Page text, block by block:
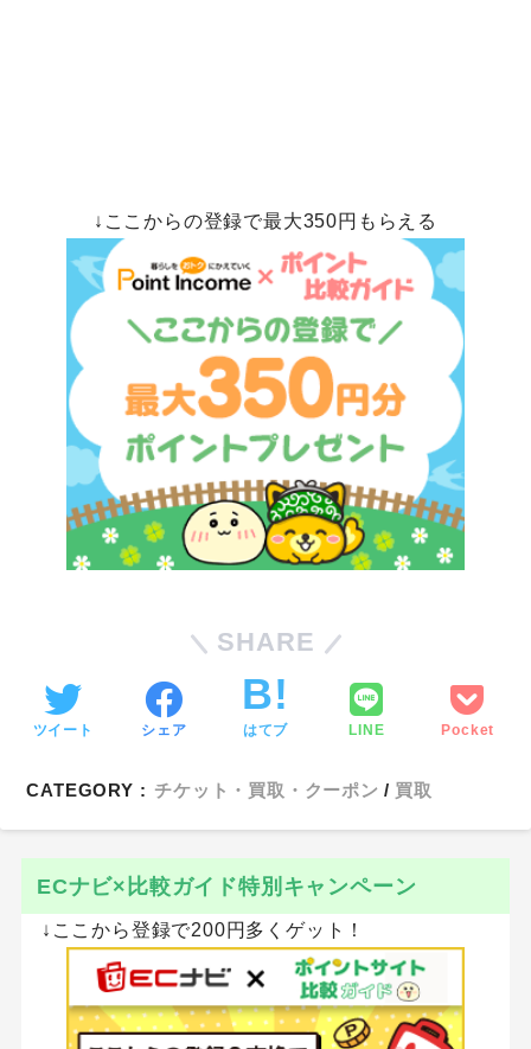
↓ここからの登録で最大350円もらえる
SHARE
ツイート シェア はてブ LINE Pocket
CATEGORY : チケット・買取・クーポン 買取
ECナビ×比較ガイド特別キャンペーン
↓ここから登録で200円多くゲット！